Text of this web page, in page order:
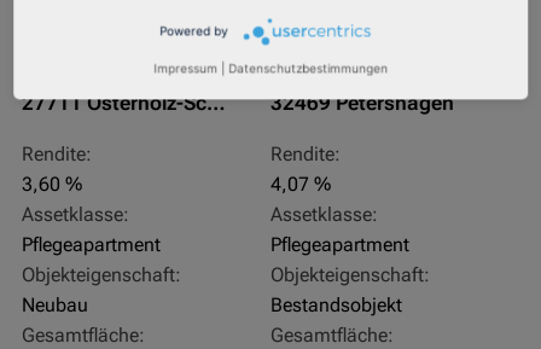
27711 Osterholz-Scharmbeck
Rendite:
3,60 %
Assetklasse:
Pflegeapartment
Objekteigenschaft:
Neubau
Gesamtfläche:
32469 Petershagen
Rendite:
4,07 %
Assetklasse:
Pflegeapartment
Objekteigenschaft:
Bestandsobjekt
Gesamtfläche:
Powered by
Impressum Datenschutzbestimmungen